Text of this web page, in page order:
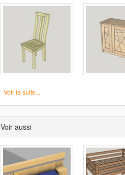
Voir la suite...
Voir aussi